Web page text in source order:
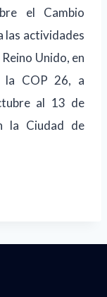
el Cambio
las actividades
Unido, en
la COP 26, a
al 13 de
la Ciudad de